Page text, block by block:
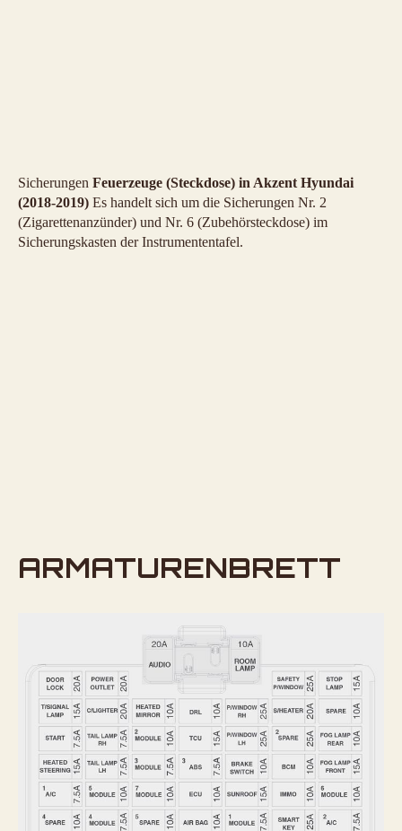
Sicherungen Feuerzeuge (Steckdose) in Akzent Hyundai
(2018-2019) Es handelt sich um die Sicherungen Nr. 2
(Zigarettenanzünder) und Nr. 6 (Zubehörsteckdose) im
Sicherungskasten der Instrumententafel.
ARMATURENBRETT